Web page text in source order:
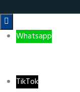

Whatsapp
TikTok